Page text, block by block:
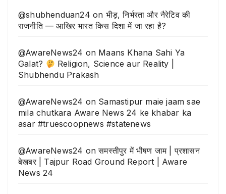
@shubhenduan24 on भीड़, निर्भरता और नैरेटिव की
राजनीति — आखिर भारत किस दिशा में जा रहा है?
@AwareNews24 on Maans Khana Sahi Ya
Galat?
Religion, Science aur Reality |
Shubhendu Prakash
@AwareNews24 on Samastipur maie jaam sae
mila chutkara Aware News 24 ke khabar ka
asar #truescoopnews #statenews
@AwareNews24 onसमस्तीपुर में भीषण जाम | प्रशासन
बेखबर | Tajpur Road Ground Report | Aware
News 24